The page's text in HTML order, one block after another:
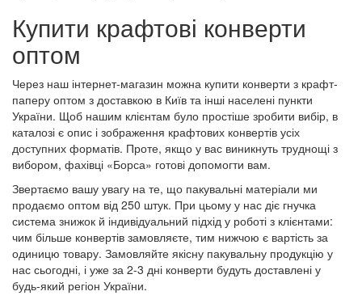
Купити крафтові конверти
оптом
Через наш інтернет-магазин можна купити конверти з крафт-
паперу оптом з доставкою в Київ та інші населені пункти
України. Щоб нашим клієнтам було простіше зробити вибір, в
каталозі є опис і зображення крафтових конвертів усіх
доступних форматів. Проте, якщо у вас виникнуть труднощі з
вибором, фахівці «Борса» готові допомогти вам.
Звертаємо вашу увагу на те, що пакувальні матеріали ми
продаємо оптом від 250 штук. При цьому у нас діє гнучка
система знижок й індивідуальний підхід у роботі з клієнтами:
чим більше конвертів замовляєте, тим нижчою є вартість за
одиницю товару. Замовляйте якісну пакувальну продукцію у
нас сьогодні, і уже за 2-3 дні конверти будуть доставлені у
будь-який регіон України.